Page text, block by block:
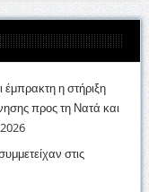
η στήριξη
προς τη Νατά και
στις